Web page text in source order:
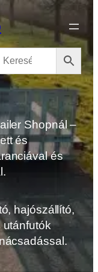
Shopnál –
és
és
hajószállító,
utánfutók